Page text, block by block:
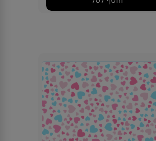
הוסף לסל